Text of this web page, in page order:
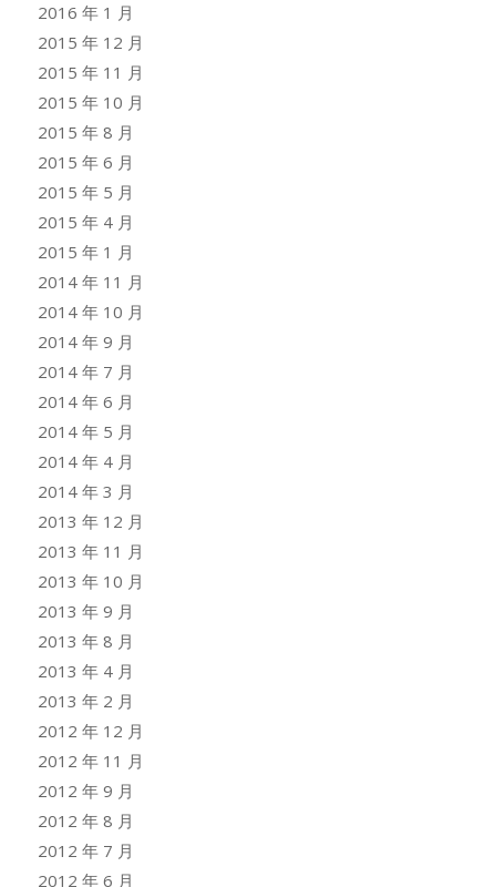
2016 年 1 月
2015 年 12 月
2015 年 11 月
2015 年 10 月
2015 年 8 月
2015 年 6 月
2015 年 5 月
2015 年 4 月
2015 年 1 月
2014 年 11 月
2014 年 10 月
2014 年 9 月
2014 年 7 月
2014 年 6 月
2014 年 5 月
2014 年 4 月
2014 年 3 月
2013 年 12 月
2013 年 11 月
2013 年 10 月
2013 年 9 月
2013 年 8 月
2013 年 4 月
2013 年 2 月
2012 年 12 月
2012 年 11 月
2012 年 9 月
2012 年 8 月
2012 年 7 月
2012 年 6 月